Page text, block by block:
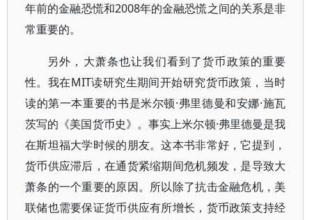
年前的金融恐慌和2008年的金融恐慌之间的关系是非
常重要的。
另外，大萧条也让我们看到了货币政策的重要
性。我在MIT读研究生期间开始研究货币政策，当时
读的第一本重要的书是米尔顿·弗里德曼和安娜·施瓦
茨写的《美国货币史》。事实上米尔顿·弗里德曼是我
在斯坦福大学时候的朋友。这本书非常好，它提到，
货币供应滞后，在通货紧缩期间危机频发，是导致大
萧条的一个重要的原因。所以除了抗击金融危机，美
联储也需要保证货币供应有所增长，货币政策支持经